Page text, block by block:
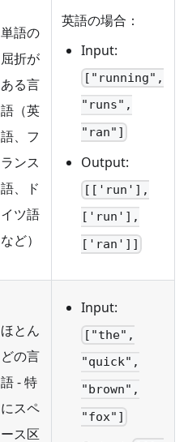
単語の
屈折が
ある言
語（英
語、フ
ランス
語、ド
イツ語
など）
英語の場合：
Input:
["running",
"runs",
"ran"]
Output:
[['run'],
['run'],
['ran']]
ほとん
どの言
語 - 特
にスペ
ース区
Input:
["the",
"quick",
"brown",
"fox"]